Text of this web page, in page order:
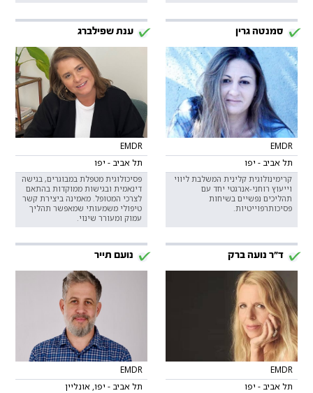
סמנטה גרין
EMDR
תל אביב - יפו
קרימינולוגית קלינית המשלבת ליווי
וייעוץ רוחני-אנרגטי יחד עם
תהליכים נפשיים בשיחות
פסיכותרפוייטיות.
ענת שפילברג
EMDR
תל אביב - יפו
פסיכולוגית מטפלת במבוגרים, בגישה
דינאמית ובגישות ממוקדות בהתאם
לצרכי המטופל. מאמינה ביצירת קשר
טיפולי משמעותי שמאפשר תהליך
עמוק ומעורר שינוי.
ד"ר נועה ברק
EMDR
תל אביב - יפו
נועם תייר
EMDR
תל אביב - יפו, אונליין